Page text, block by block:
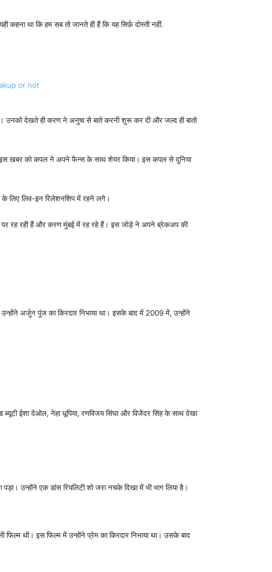
था कि हम सब तो जानते ही हैं कि यह सिर्फ़ दोस्ती नहीं.
उनको देखते ही करण ने अनुषा से बाते करनी शुरू कर दी और जल्द ही बातो
इस खबर को कपल ने अपने फैन्स के साथ शेयर किया। इस कपल से दुनिया
लिए लिव-इन रिलेशनशिप में रहने लगे।
रह रही हैं और करण मुंबई में रह रहे हैं। इस जोड़े ने अपने ब्रेकअप की
अर्जुन पुंज का किरदार निभाया था। इसके बाद में 2009 में, उन्होंने
ईशा देओल, नेहा धूपिया, रणविजय सिंघा और विजेंदर सिंह के साथ देखा
उन्होंने एक डांस रियलिटी शो जरा नचके दिखा में भी भाग लिया है।
थी। इस फिल्म में उन्होंने प्रेम का किरदार निभाया था। उसके बाद